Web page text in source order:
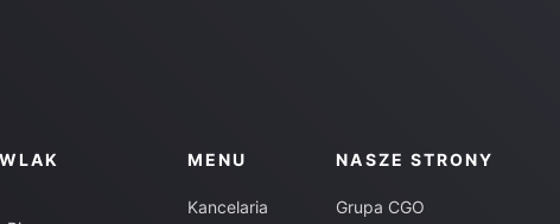
MENU
Kancelaria
NASZE STRONY
Grupa CGO